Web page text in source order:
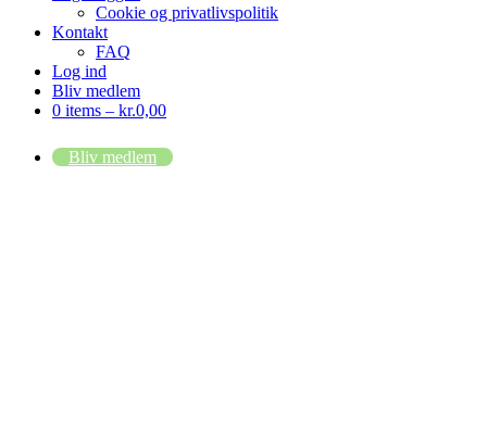
Cookie og privatlivspolitik
Kontakt
FAQ
Log ind
Bliv medlem
0 items – kr.0,00
Bliv medlem